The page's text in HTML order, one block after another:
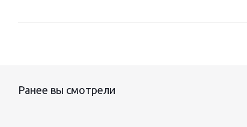
Ранее вы смотрели